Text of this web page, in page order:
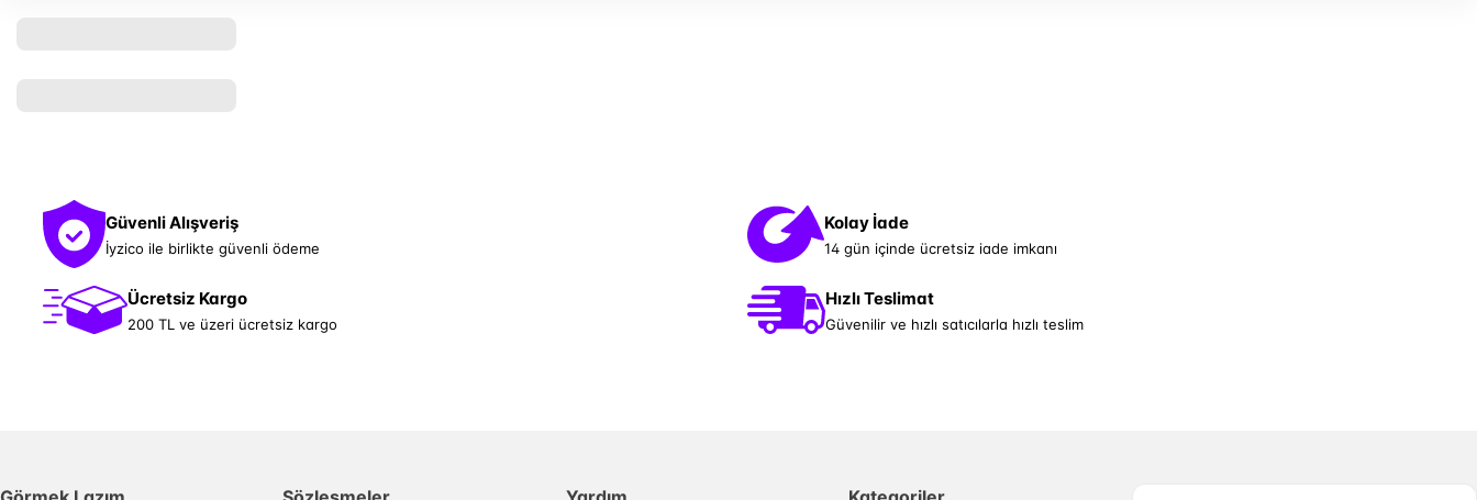
Güvenli Alışveriş
İyzico ile birlikte güvenli ödeme
Kolay İade
14 gün içinde ücretsiz iade imkanı
Ücretsiz Kargo
200 TL ve üzeri ücretsiz kargo
Hızlı Teslimat
Güvenilir ve hızlı satıcılarla hızlı teslim